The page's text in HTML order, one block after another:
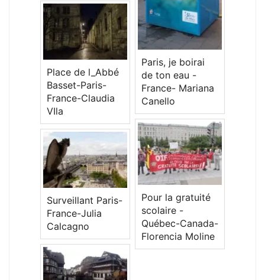
Paris, je boirai
de ton eau -
France- Mariana
Canello
Place de l_Abbé
Basset-Paris-
France-Claudia
VIla
Pour la gratuité
scolaire -
Québec-Canada-
Florencia Moline
Surveillant Paris-
France-Julia
Calcagno